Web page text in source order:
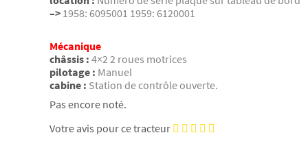
–> 1958: 6095001 1959: 6120001
Mécanique
châssis : 4×2 2 roues motrices
pilotage : Manuel
cabine : Station de contrôle ouverte.
Pas encore noté.
Votre avis pour ce tracteur